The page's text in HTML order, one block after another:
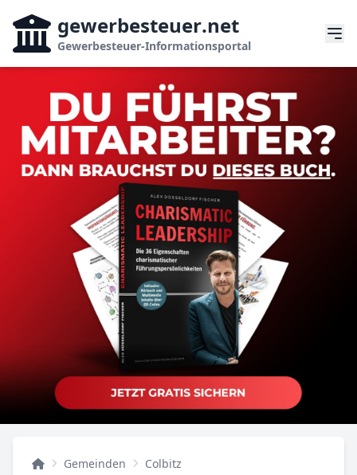
gewerbesteuer.net
Gewerbesteuer-Informationsportal
Gemeinden Colbitz